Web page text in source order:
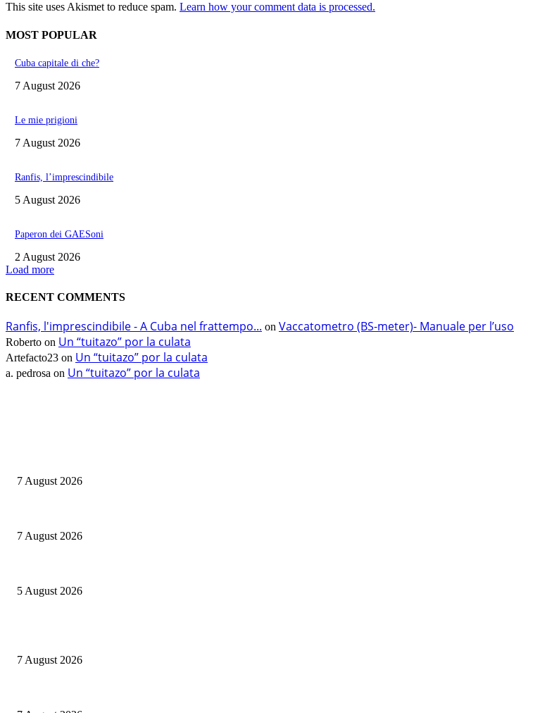
This site uses Akismet to reduce spam. Learn how your comment data is processed.
MOST POPULAR
Cuba capitale di che?
7 August 2026
Le mie prigioni
7 August 2026
Ranfis, l’imprescindibile
5 August 2026
Paperon dei GAESoni
2 August 2026
Load more
RECENT COMMENTS
Ranfis, l'imprescindibile - A Cuba nel frattempo... on Vaccatometro (BS-meter)- Manuale per l’uso
Roberto on Un “tuitazo” por la culata
Artefacto23 on Un “tuitazo” por la culata
a. pedrosa on Un “tuitazo” por la culata
7 August 2026
7 August 2026
5 August 2026
7 August 2026